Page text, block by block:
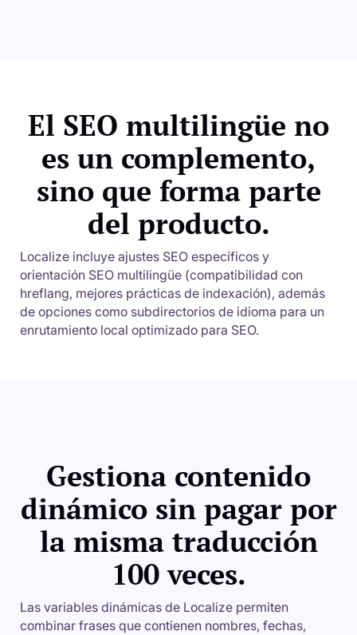
El SEO multilingüe no
es un complemento,
sino que forma parte
del producto.
Localize incluye ajustes SEO específicos y
orientación SEO multilingüe (compatibilidad con
hreflang, mejores prácticas de indexación), además
de opciones como subdirectorios de idioma para un
enrutamiento local optimizado para SEO.
Gestiona contenido
dinámico sin pagar por
la misma traducción
100 veces.
Las variables dinámicas de Localize permiten
combinar frases que contienen nombres, fechas,